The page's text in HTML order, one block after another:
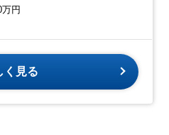
万円
く見る